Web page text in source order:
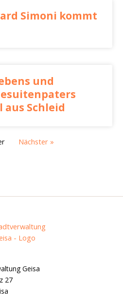
Simoni kommt
und
aus Schleid
Nächster »
Geisa
27